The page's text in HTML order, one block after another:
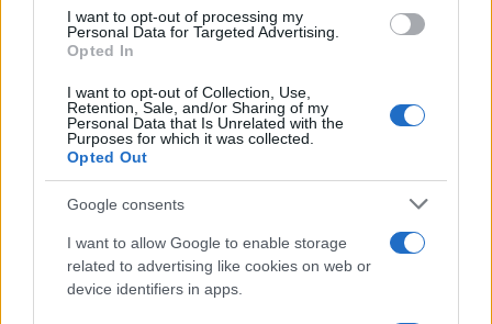
I want to opt-out of processing my
Personal Data for Targeted Advertising.
Opted In
I want to opt-out of Collection, Use,
Retention, Sale, and/or Sharing of my
Personal Data that Is Unrelated with the
Purposes for which it was collected.
Opted Out
Google consents
I want to allow Google to enable storage
related to advertising like cookies on web or
device identifiers in apps.
Καρυστιανού - Η επόμενη μέρα για την
«Ελπίδα για τη Δημοκρατία»
Canadair 515: Οι πρώτες εικόνες από την
κατασκευή του αεροσκάφους που θα
επιχειρεί και τη νύχτα στα μέτωπα της
φωτιάς
Βγήκαν ξανά τα μαχαίρια στην Ελπίδα
για τη Δημοκρατία: «Καρυστιανού,
Γρατσία και Γαλανός μετέτρεψαν το
κίνημα σε φοβικό αρχηγικό κόμμα»
Το πολωμένο μελτέμι που τροφοδότησε
τις φωτιές σε Αττική και Βοιωτία: «Από τα
ισχυρότερα επεισόδια των τελευταίων 50